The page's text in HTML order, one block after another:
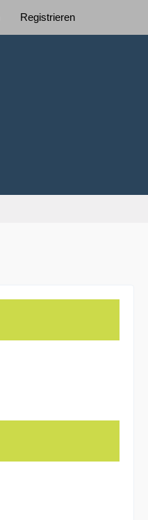
Registrieren